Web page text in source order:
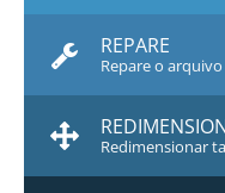
REPARE
Repare o
Redimensionar